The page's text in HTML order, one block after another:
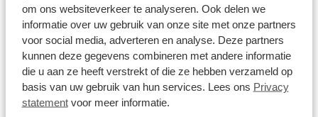
om ons websiteverkeer te analyseren. Ook delen we
informatie over uw gebruik van onze site met onze partners
voor social media, adverteren en analyse. Deze partners
kunnen deze gegevens combineren met andere informatie
die u aan ze heeft verstrekt of die ze hebben verzameld op
basis van uw gebruik van hun services. Lees ons Privacy
statementvoor meer informatie.
Over ons
Aller Spanninga
Historie
Certificaten
Blogs